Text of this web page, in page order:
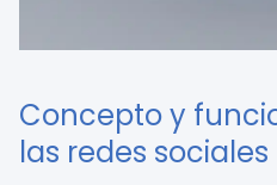
Concepto y
las redes sociales